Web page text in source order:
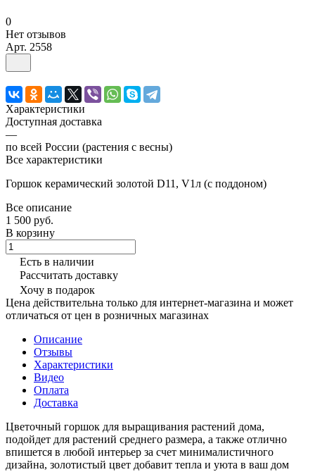
0
Нет отзывов
Арт. 2558
Характеристики
Доступная доставка
—
по всей России (растения с весны)
Все характеристики
Горшок керамический золотой D11, V1л (с поддоном)
Все описание
1 500 руб.
В корзину
Есть в наличии
Рассчитать доставку
Хочу в подарок
Цена действительна только для интернет-магазина и может
отличаться от цен в розничных магазинах
Описание
Отзывы
Характеристики
Видео
Оплата
Доставка
Цветочный горшок для выращивания растений дома,
подойдет для растений среднего размера, а также отлично
впишется в любой интерьер за счет минималистичного
дизайна, золотистый цвет добавит тепла и уюта в ваш дом